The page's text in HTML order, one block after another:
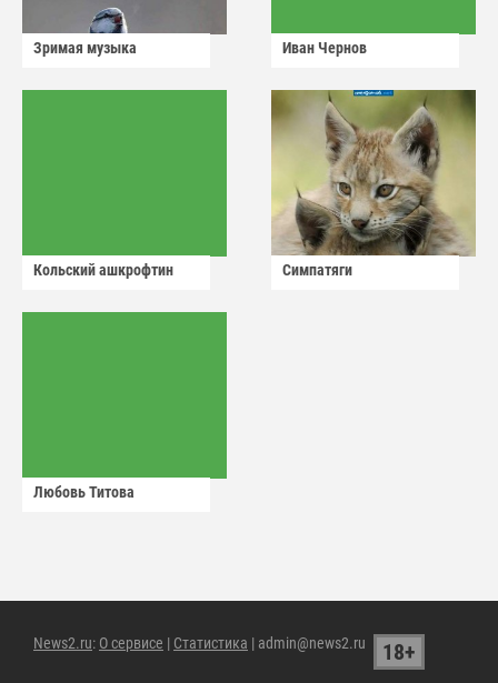
Зримая музыка Иван Чернов
Кольский ашкрофтин Симпатяги
Любовь Титова
News2.ru: О сервисе | Статистика | admin@news2.ru 18+